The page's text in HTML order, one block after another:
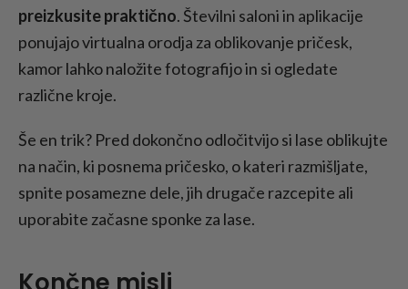
preizkusite praktično. Številni saloni in aplikacije
ponujajo virtualna orodja za oblikovanje pričesk,
kamor lahko naložite fotografijo in si ogledate
različne kroje.
Še en trik? Pred dokončno odločitvijo si lase oblikujte
na način, ki posnema pričesko, o kateri razmišljate,
spnite posamezne dele, jih drugače razcepite ali
uporabite začasne sponke za lase.